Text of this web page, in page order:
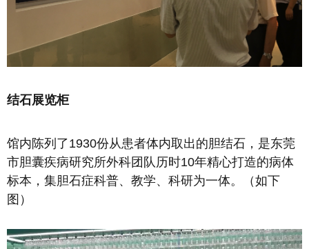
结石展览柜
馆内陈列了1930份从患者体内取出的胆结石，是东莞
市胆囊疾病研究所外科团队历时10年精心打造的病体
标本，集胆石症科普、教学、科研为一体。（如下
图）